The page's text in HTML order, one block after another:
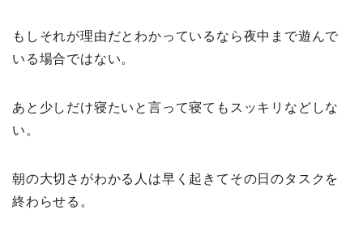
もしそれが理由だとわかっているなら夜中まで遊んで
いる場合ではない。
あと少しだけ寝たいと言って寝てもスッキリなどしな
い。
朝の大切さがわかる人は早く起きてその日のタスクを
終わらせる。